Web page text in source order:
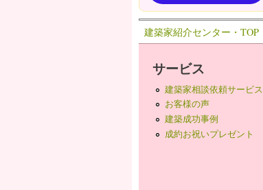
建築家紹介センター・TOP
サービス
建築家相談依頼サービス
お客様の声
建築成功事例
成約お祝いプレゼント